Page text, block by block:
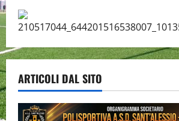
ARTICOLI DAL SITO